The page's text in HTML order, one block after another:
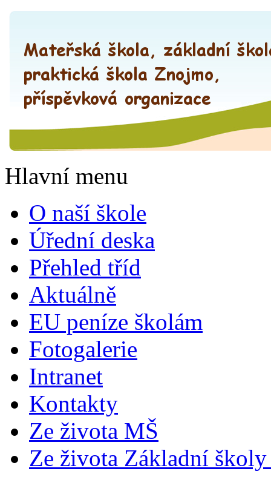
Hlavní menu
O naší škole
Úřední deska
Přehled tříd
Aktuálně
EU peníze školám
Fotogalerie
Intranet
Kontakty
Ze života MŠ
Ze života Základní